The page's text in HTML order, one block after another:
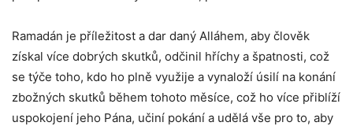
Ramadán je příležitost a dar daný Alláhem, aby člověk
získal více dobrých skutků, odčinil hříchy a špatnosti, což
se týče toho, kdo ho plně využije a vynaloží úsilí na konání
zbožných skutků během tohoto měsíce, což ho více přiblíží
uspokojení jeho Pána, učiní pokání a udělá vše pro to, aby